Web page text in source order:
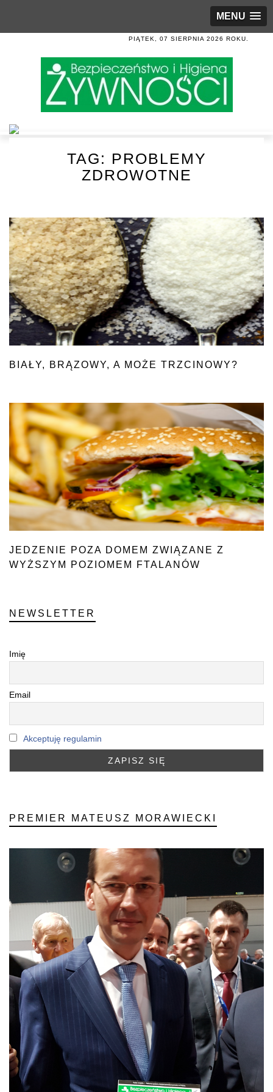
MENU
PIĄTEK, 07 SIERPNIA 2026 ROKU.
TAG: PROBLEMY
ZDROWOTNE
BIAŁY, BRĄZOWY, A MOŻE TRZCINOWY?
JEDZENIE POZA DOMEM ZWIĄZANE Z
WYŻSZYM POZIOMEM FTALANÓW
NEWSLETTER
Imię
Email
Akceptuję regulamin
PREMIER MATEUSZ MORAWIECKI